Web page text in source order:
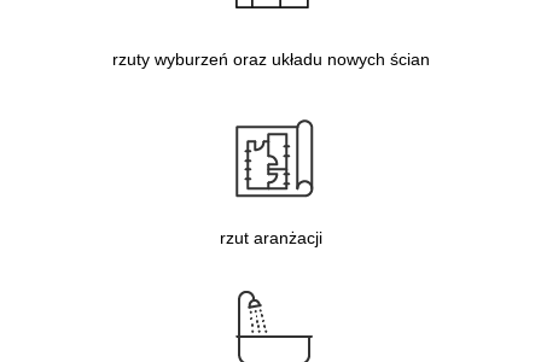
rzuty wyburzeń oraz układu nowych ścian
rzut aranżacji